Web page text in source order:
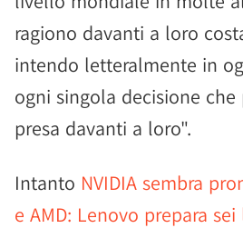
ragiono davanti a loro
intendo letteralmente in
ogni singola decisione
presa davanti a loro".
Intanto NVIDIA sembra
e AMD: Lenovo prepara